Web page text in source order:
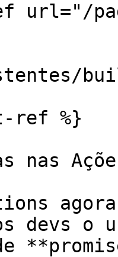
url="/
ref %}
nas
devs o